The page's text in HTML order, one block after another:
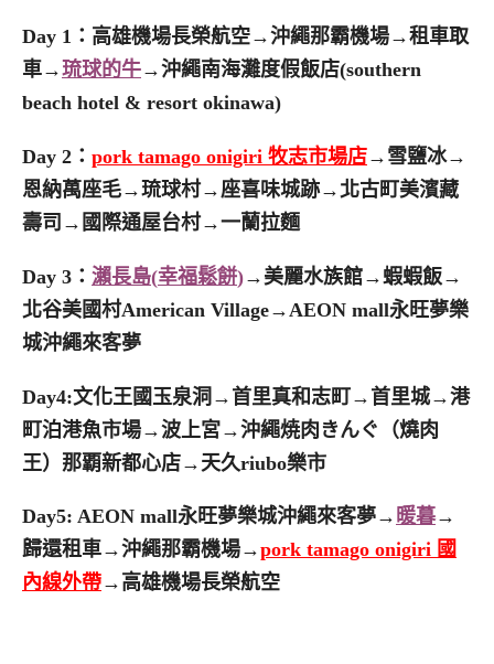
Day 1：高雄機場長榮航空→沖繩那霸機場→租車取
車→琉球的牛→沖繩南海灘度假飯店(southern
beach hotel & resort okinawa)
Day 2： pork tamago onigiri 牧志市場店→雪鹽冰→
恩納萬座毛→琉球村→座喜味城跡→北古町美濱藏
壽司→國際通屋台村→一蘭拉麵
Day 3： 瀨長島(幸福鬆餅)→美麗水族館→蝦蝦飯→
北谷美國村American Village→AEON mall永旺夢樂
城沖繩來客夢
Day4:文化王國玉泉洞→首里真和志町→首里城→港
町泊港魚市場→波上宮→沖繩焼肉きんぐ（燒肉
王）那覇新都心店→天久riubo樂市
Day5: AEON mall永旺夢樂城沖繩來客夢→ 暖暮→
歸還租車→沖繩那霸機場→pork tamago onigiri 國
內線外帶→高雄機場長榮航空